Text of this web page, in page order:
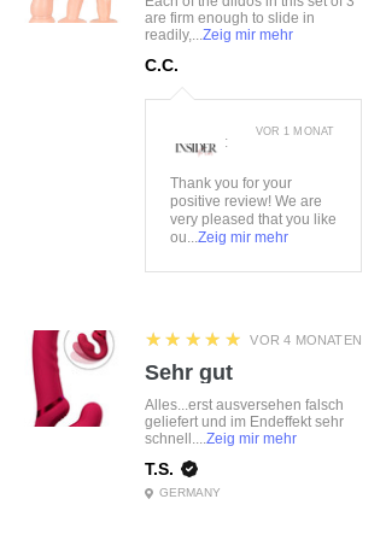
are firm enough to slide in
readily,...Zeig mir mehr
C.C.
:
Thank you for your
positive review! We are
very pleased that you like
ou...Zeig mir mehr
VOR 1 MONAT
VOR 4 MONATEN
5
★★★★★
Sehr gut
Alles...erst ausversehen falsch
geliefert und im Endeffekt sehr
schnell....Zeig mir mehr
T.S.
GERMANY